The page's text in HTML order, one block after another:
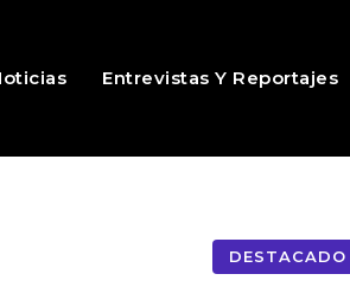
Entrevistas Y Reportajes
DESTACADO